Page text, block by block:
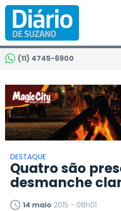
(11) 4745-6900
DESTAQUE
Quatro são
desmanche
14 maio 2015 - 08h01